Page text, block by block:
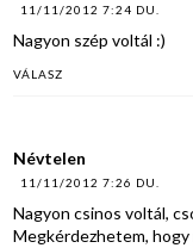
11/11/2012 7:24 DU.
Nagyon szép voltál :)
VÁLASZ
Névtelen
11/11/2012 7:26 DU.
Nagyon csinos voltál,
Megkérdezhetem,